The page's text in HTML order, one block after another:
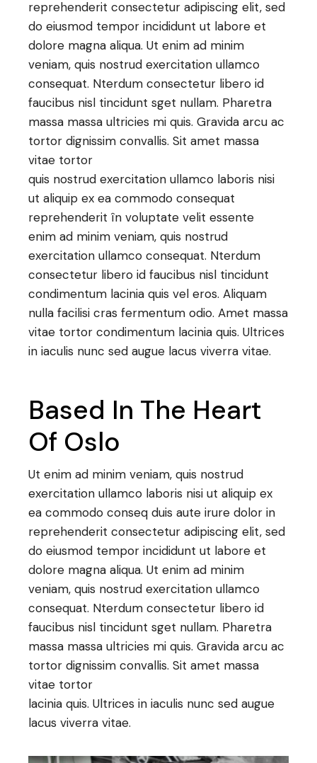
reprehenderit consectetur adipiscing elit, sed
do eiusmod tempor incididunt ut labore et
dolore magna aliqua. Ut enim ad minim
veniam, quis nostrud exercitation ullamco
consequat. Nterdum consectetur libero id
faucibus nisl tincidunt sget nullam. Pharetra
massa massa ultricies mi quis. Gravida arcu ac
tortor dignissim convallis. Sit amet massa
vitae tortor
quis nostrud exercitation ullamco laboris nisi
ut aliquip ex ea commodo consequat
reprehenderit în voluptate velit essente
enim ad minim veniam, quis nostrud
exercitation ullamco consequat. Nterdum
consectetur libero id faucibus nisl tincidunt
condimentum lacinia quis vel eros. Aliquam
nulla facilisi cras fermentum odio. Amet massa
vitae tortor condimentum lacinia quis. Ultrices
in iaculis nunc sed augue lacus viverra vitae.
Based In The Heart
Of Oslo
Ut enim ad minim veniam, quis nostrud
exercitation ullamco laboris nisi ut aliquip ex
ea commodo conseq duis aute irure dolor in
reprehenderit consectetur adipiscing elit, sed
do eiusmod tempor incididunt ut labore et
dolore magna aliqua. Ut enim ad minim
veniam, quis nostrud exercitation ullamco
consequat. Nterdum consectetur libero id
faucibus nisl tincidunt sget nullam. Pharetra
massa massa ultricies mi quis. Gravida arcu ac
tortor dignissim convallis. Sit amet massa
vitae tortor
lacinia quis. Ultrices in iaculis nunc sed augue
lacus viverra vitae.